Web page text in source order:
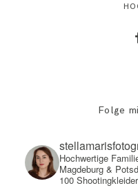
Folge
Hochwertige
Magdeburg &
100 Shootingkleider